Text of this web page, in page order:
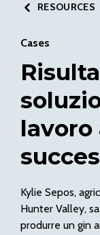
RESOURCES
Cases
Kylie Sepos,
Hunter Valley,
produrre un gin